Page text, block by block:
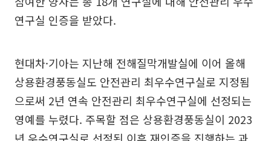
연구실 인증을 받았다.
현대차·기아는 지난해 전해질막개발실에 이어 올해
상용환경풍동실도 안전관리 최우수연구실로 지정됨
으로써 2년 연속 안전관리 최우수연구실에 선정되는
영예를 누렸다. 주목할 점은 상용환경풍동실이 2023